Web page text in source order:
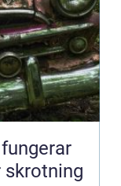
skrotning